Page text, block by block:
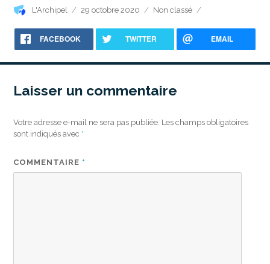
Auteur
L'Archipel
Publié
29 octobre 2020 Catégories
Non classé
FACEBOOK TWITTER EMAIL
Laisser un commentaire
Votre adresse e-mail ne sera pas publiée. Les champs obligatoires
sont indiqués avec *
COMMENTAIRE *